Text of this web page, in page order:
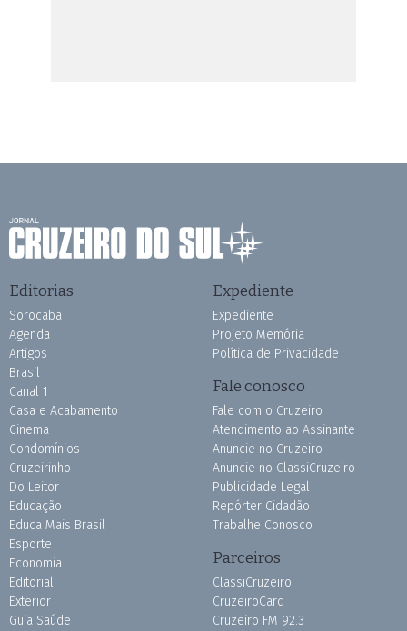
Editorias
Sorocaba
Agenda
Artigos
Brasil
Canal 1
Casa e Acabamento
Cinema
Condomínios
Cruzeirinho
Do Leitor
Educação
Educa Mais Brasil
Esporte
Economia
Editorial
Exterior
Guia Saúde
Expediente
Expediente
Projeto Memória
Política de Privacidade
Fale conosco
Fale com o Cruzeiro
Atendimento ao Assinante
Anuncie no Cruzeiro
Anuncie no ClassiCruzeiro
Publicidade Legal
Repórter Cidadão
Trabalhe Conosco
Parceiros
ClassiCruzeiro
CruzeiroCard
Cruzeiro FM 92.3